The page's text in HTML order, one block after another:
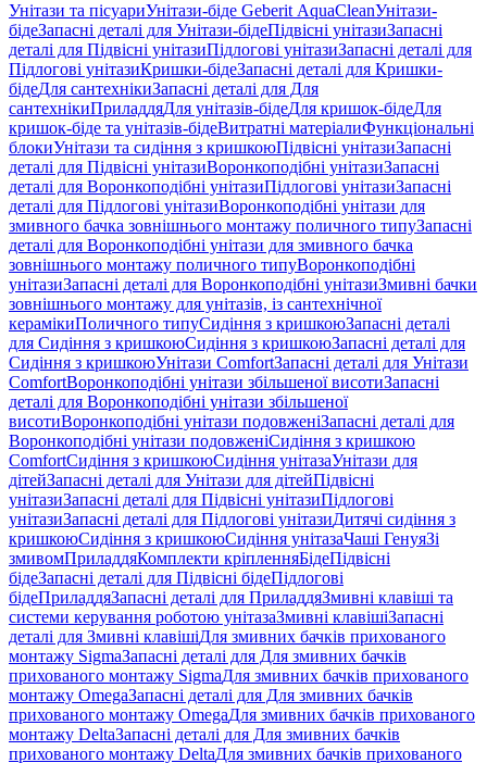
Унітази та пісуариУнітази-біде Geberit AquaCleanУнітази-
бідеЗапасні деталі для Унітази-бідеПідвісні унітазиЗапасні
деталі для Підвісні унітазиПідлогові унітазиЗапасні деталі для
Підлогові унітазиКришки-бідеЗапасні деталі для Кришки-
бідеДля сантехнікиЗапасні деталі для Для
сантехнікиПриладдяДля унітазів-бідеДля кришок-бідеДля
кришок-біде та унітазів-бідеВитратні матеріалиФункціональні
блокиУнітази та сидіння з кришкоюПідвісні унітазиЗапасні
деталі для Підвісні унітазиВоронкоподібні унітазиЗапасні
деталі для Воронкоподібні унітазиПідлогові унітазиЗапасні
деталі для Підлогові унітазиВоронкоподібні унітази для
змивного бачка зовнішнього монтажу поличного типуЗапасні
деталі для Воронкоподібні унітази для змивного бачка
зовнішнього монтажу поличного типуВоронкоподібні
унітазиЗапасні деталі для Воронкоподібні унітазиЗмивні бачки
зовнішнього монтажу для унітазів, із сантехнічної
керамікиПоличного типуСидіння з кришкоюЗапасні деталі
для Сидіння з кришкоюСидіння з кришкоюЗапасні деталі для
Сидіння з кришкоюУнітази ComfortЗапасні деталі для Унітази
ComfortВоронкоподібні унітази збільшеної висотиЗапасні
деталі для Воронкоподібні унітази збільшеної
висотиВоронкоподібні унітази подовженіЗапасні деталі для
Воронкоподібні унітази подовженіСидіння з кришкою
ComfortСидіння з кришкоюСидіння унітазаУнітази для
дітейЗапасні деталі для Унітази для дітейПідвісні
унітазиЗапасні деталі для Підвісні унітазиПідлогові
унітазиЗапасні деталі для Підлогові унітазиДитячі сидіння з
кришкоюСидіння з кришкоюСидіння унітазаЧаші ГенуяЗі
змивомПриладдяКомплекти кріпленняБідеПідвісні
бідеЗапасні деталі для Підвісні бідеПідлогові
бідеПриладдяЗапасні деталі для ПриладдяЗмивні клавіші та
системи керування роботою унітазаЗмивні клавішіЗапасні
деталі для Змивні клавішіДля змивних бачків прихованого
монтажу SigmaЗапасні деталі для Для змивних бачків
прихованого монтажу SigmaДля змивних бачків прихованого
монтажу OmegaЗапасні деталі для Для змивних бачків
прихованого монтажу OmegaДля змивних бачків прихованого
монтажу DeltaЗапасні деталі для Для змивних бачків
прихованого монтажу DeltaДля змивних бачків прихованого